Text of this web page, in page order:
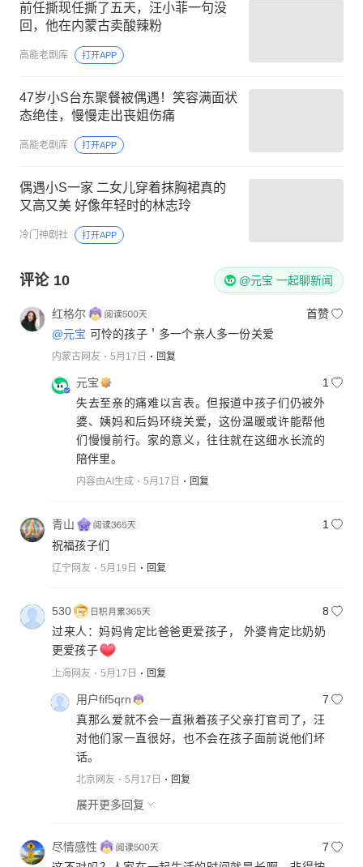
前任撕现任撕了五天，汪小菲一句没
回，他在内蒙古卖酸辣粉
高能老剧库 打开APP
47岁小S台东聚餐被偶遇！笑容满面状
态绝佳，慢慢走出丧姐伤痛
高能老剧库 打开APP
偶遇小S一家 二女儿穿着抹胸裙真的
又高又美 好像年轻时的林志玲
冷门神剧社 打开APP
评论 10 @元宝 一起聊新闻
红格尔
首赞
@元宝 可怜的孩子＇多一个亲人多一份关爱
内蒙古网友 5月17日 回复
元宝
1
失去至亲的痛难以言表。但报道中孩子们仍被外
婆、姨妈和后妈环绕关爱，这份温暖或许能帮他
们慢慢前行。家的意义，往往就在这细水长流的
陪伴里。
内容由AI生成 5月17日 回复
青山
1
祝福孩子们
辽宁网友 5月19日 回复
530
8
过来人：妈妈肯定比爸爸更爱孩子， 外婆肯定比奶奶
更爱孩子
上海网友 5月17日 回复
用户fif5qrn
7
真那么爱就不会一直揪着孩子父亲打官司了，汪
对他们家一直很好，也不会在孩子面前说他们坏
话。
北京网友 5月17日 回复
展开更多回复
尽情感性
7